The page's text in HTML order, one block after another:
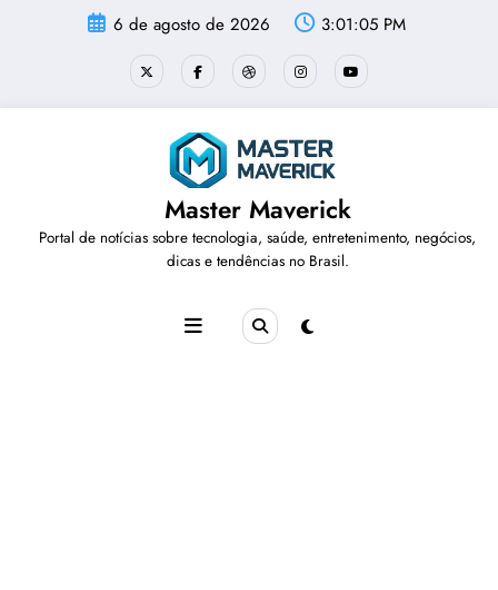
6 de agosto de 2026 3:01:05 PM
Master Maverick
Portal de notícias sobre tecnologia, saúde, entretenimento, negócios,
dicas e tendências no Brasil.